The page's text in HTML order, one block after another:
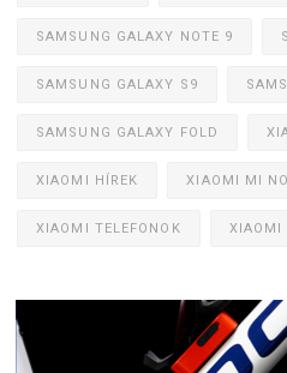
SAMSUNG GALAXY NOTE 9
SAMSUNG GALAXY S9
SAMSUNG GALAXY FOLD
XIAOMI HÍREK XIAOMI MI
XIAOMI TELEFONOK XIAOMI